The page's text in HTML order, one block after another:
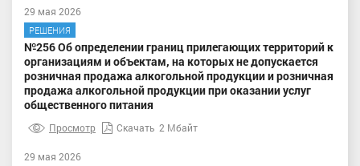
29 мая 2026
РЕШЕНИЯ
№256 Об определении границ прилегающих территорий к
организациям и объектам, на которых не допускается
розничная продажа алкогольной продукции и розничная
продажа алкогольной продукции при оказании услуг
общественного питания
Просмотр Скачать 2 Мбайт
29 мая 2026